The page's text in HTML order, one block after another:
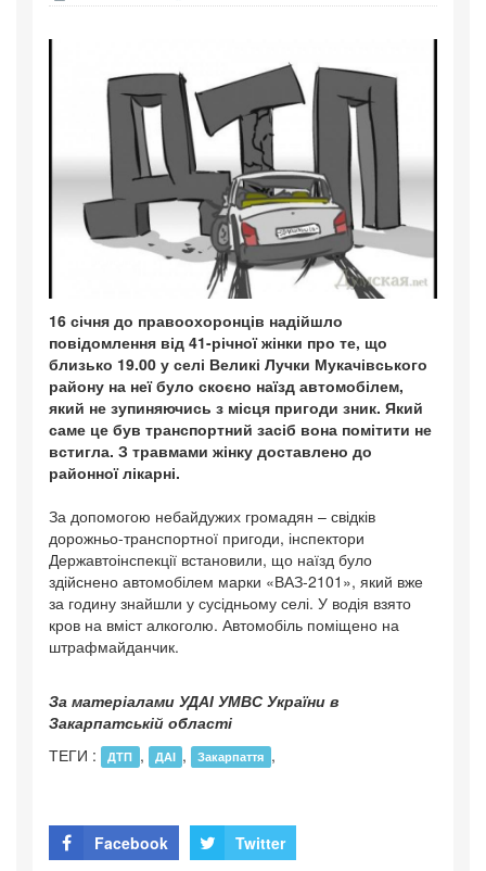
16 січня до правоохоронців надійшло
повідомлення від 41-річної жінки про те, що
близько 19.00 у селі Великі Лучки Мукачівського
району на неї було скоєно наїзд автомобілем,
який не зупиняючись з місця пригоди зник. Який
саме це був транспортний засіб вона помітити не
встигла. З травмами жінку доставлено до
районної лікарні.
За допомогою небайдужих громадян – свідків
дорожньо-транспортної пригоди, інспектори
Державтоінспекції встановили, що наїзд було
здійснено автомобілем марки «ВАЗ-2101», який вже
за годину знайшли у сусідньому селі. У водія взято
кров на вміст алкоголю. Автомобіль поміщено на
штрафмайданчик.
За матеріалами УДАІ УМВС України в
Закарпатській області
ТЕГИ :
ДТП , ДАІ , Закарпаття ,
Facebook Twitter